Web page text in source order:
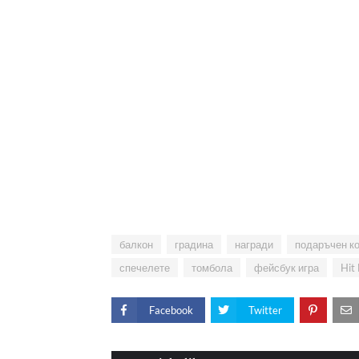
балкон градина награди подаръчен
спечелете
томбола фейсбук игра Hit
Facebook Twitter